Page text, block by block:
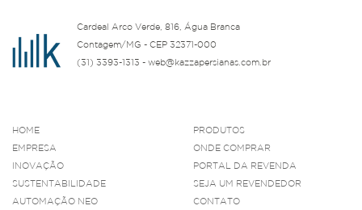
Cardeal Arco Verde, 816, Água Branca
Contagem/MG - CEP 32371-000
(31) 3393-1313 - web@kazzapersianas.com.br
HOME
EMPRESA
INOVAÇÃO
SUSTENTABILIDADE
AUTOMAÇÃO NEO
PRODUTOS
ONDE COMPRAR
PORTAL DA REVENDA
SEJA UM REVENDEDOR
CONTATO